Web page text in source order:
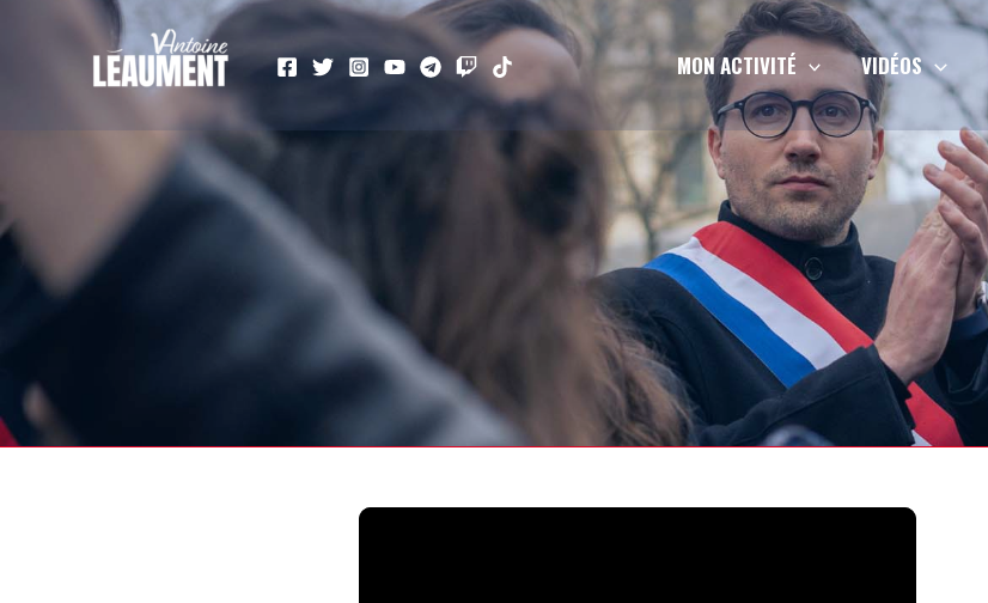
MON ACTIVITÉ VIDÉOS